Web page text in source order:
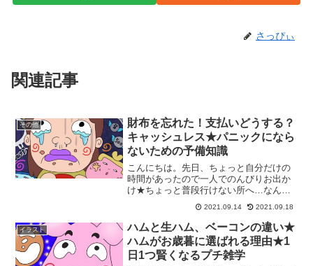
さっぴぃ
関連記事
その他
財布を忘れた！支払いどうする？
キャッシュレス★パニックになら
ないための予備知識
こんにちは。先日、ちょっと自分だけの
時間があったので一人でのんびりお出か
け★ちょっと普段行けない所へ…なんて
ルンルンでバスと電車を乗り継いで街中
まで行ったんですよー。着いてすぐにラ
ンチタイム★お洒落なカフェでパンケー
キでもって。優雅な時間を...
2021.09.14 2021.09.18
イラスト
ハムと生ハム、ベーコンの違い★
ハムがお歳暮に選ばれる理由★1
日1つ賢くなるプチ雑学